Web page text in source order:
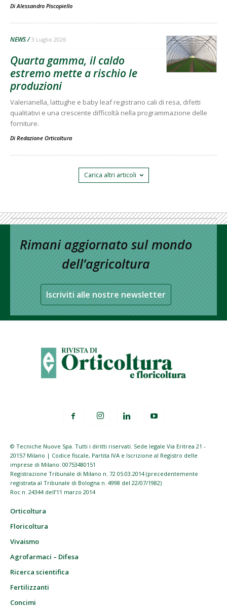
DiAlessandro Piscopiello
NEWS 3 Luglio 2026
Quarta gamma, il caldo
estremo mette a rischio le
produzioni
Valerianella, lattughe e baby leaf registrano cali di resa, difetti
qualitativi e una crescente difficoltà nella programmazione delle
forniture.
Di Redazione Orticoltura
Carica altri articoli
Rimani aggiornato sul mondo
dell’agricoltura
Iscriviti alle nostre newsletter
© Tecniche Nuove Spa. Tutti i diritti riservati. Sede legale Via Eritrea 21 -
20157 Milano | Codice fiscale, Partita IVA e Iscrizione al Registro delle
imprese di Milano: 00753480151
Registrazione Tribunale di Milano n. 72 05.03.2014 (precedentemente
registrata al Tribunale di Bologna n. 4998 del 22/07/1982)
Roc n. 24344 dell’11 marzo 2014
Orticoltura
Floricoltura
Vivaismo
Agrofarmaci – Difesa
Ricerca scientifica
Fertilizzanti
Concimi